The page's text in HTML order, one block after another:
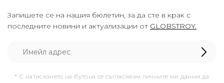
Запишете се на нашия бюлетин, за да сте в крак с
последните новини и актуализации от GLOBSTROY.
* С натискането на бутона се съгласявам личните ми данни да